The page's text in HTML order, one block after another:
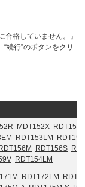
合格していません。』
続行”のボタンをクリ
MDT152X
RDT153LM
RDT156M RDT156S
RDT154LM
RDT172LM